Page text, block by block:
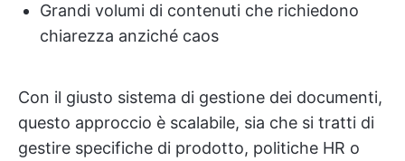
Grandi volumi di contenuti che richiedono
chiarezza anziché caos
Con il giusto sistema di gestione dei documenti,
questo approccio è scalabile, sia che si tratti di
gestire specifiche di prodotto, politiche HR o